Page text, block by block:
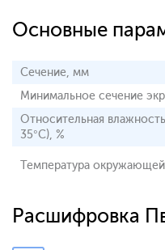
Основные
Сечение, мм
Минимальное сечение
Относительная
35°С), %
Температура
Расшифровка